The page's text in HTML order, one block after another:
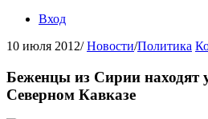
Вход
10 июля 2012/ Новости/Политика
Беженцы из Сирии находят
Северном Кавказе